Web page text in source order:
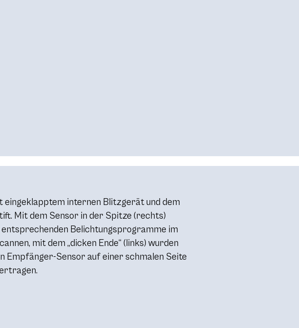
eingeklapptem internen Blitzgerät und dem
Mit dem Sensor in der Spitze (rechts)
entsprechenden Belichtungsprogramme im
mit dem „dicken Ende“ (links) wurden
Empfänger-Sensor auf einer schmalen Seite